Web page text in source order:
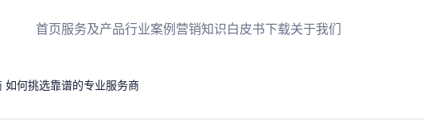
首页服务及产品行业案例营销知识白皮书下载关于我们
如何挑选靠谱的专业服务商